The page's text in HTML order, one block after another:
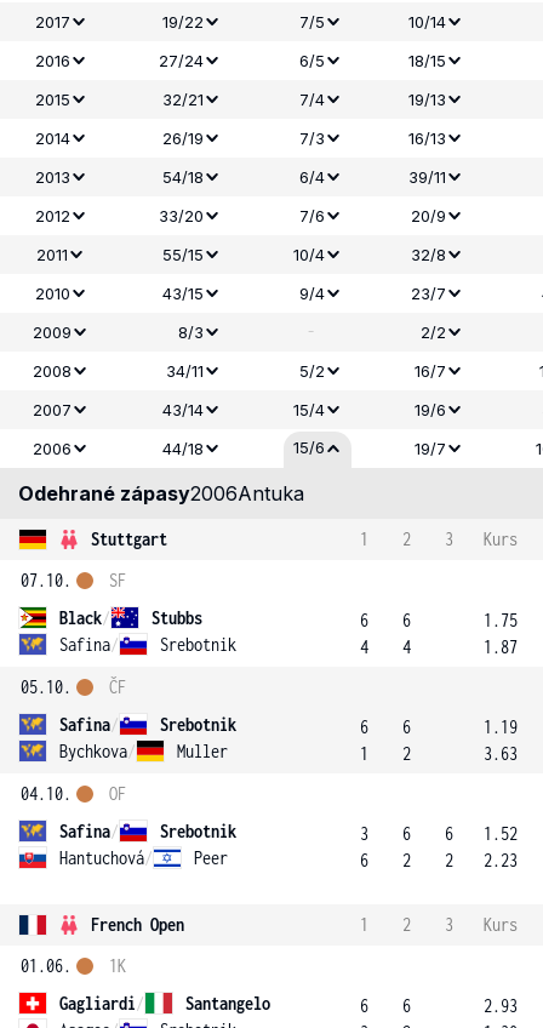
2017
19/22 7/5
10/14
2016
27/24 6/5
18/15
2015
32/21 7/4
19/13
2014
26/19 7/3
16/13
2013
54/18 6/4 39/11
2012
33/20 7/6
20/9
2011
55/15 10/4 32/8
2010
43/15 9/4 23/7
2009
8/3 -
2/2
2008
34/11 5/2 16/7
2007
43/14 15/4 19/6
2006
44/18 15/6 19/7
Odehrané zápasy2006Antuka
Stuttgart 1 2 3
Kurs
07.10.
Black/
Stubbs
Safina/ Srebotnik
SF
6
4
6
4
1.75
1.87
05.10.
Safina/
Srebotnik
Bychkova/ Muller
ČF
6
1
6
2
1.19
3.63
04.10.
Safina/
Srebotnik
Hantuchová/ Peer
OF
3
6
6
2
6
2
1.52
2.23
French Open 1 2 3
Kurs
01.06.
Gagliardi/
Santangelo
1K
6
6
2.93